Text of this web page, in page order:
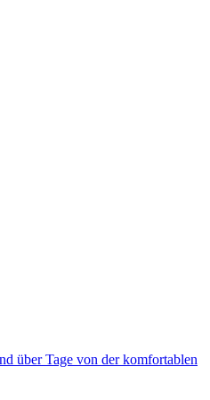
über Tage von der komfortablen